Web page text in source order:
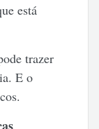
está
trazer
E o